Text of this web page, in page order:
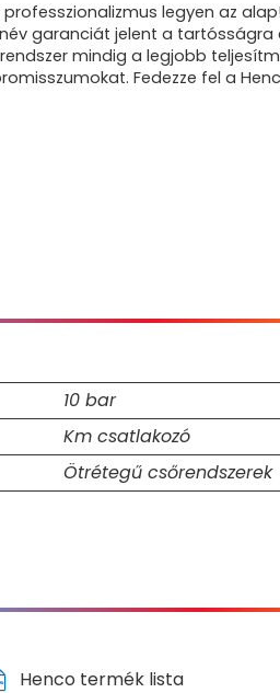
legyen az
garanciát jelent a tartósságra
mindig a legjobb
Fedezze fel a
10 bar
Km csatlakozó
Ötrétegű csőrendszerek
Henco termék lista